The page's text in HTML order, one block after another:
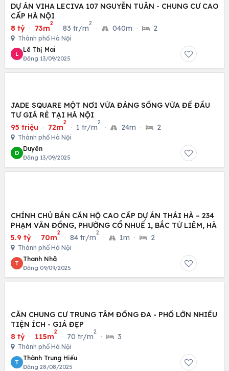
DỰ ÁN VIHA LECIVA 107 NGUYỄN TUÂN - CHUNG CƯ CAO
CẤP HÀ NỘI
8 tỷ · 73m
2
· 83 tr/m
2
· 040m · 2
Thành phố Hà Nội
L
Lê Thị Mai
Đăng 13/09/2025
JADE SQUARE MỘT NƠI VỪA ĐÁNG SỐNG VỪA ĐỂ ĐẦU
TƯ GIÁ RẺ TẠI HÀ NỘI
95 triệu · 72m
2
· 1 tr/m
2
· 24m · 2
Thành phố Hà Nội
D
Duyên
Đăng 13/09/2025
CHÍNH CHỦ BÁN CĂN HỘ CAO CẤP DỰ ÁN THÁI HÀ – 234
PHẠM VĂN ĐỒNG, PHƯỜNG CỔ NHUẾ 1, BẮC TỪ LIÊM, HÀ
5.9 tỷ · 70m
2
· 84 tr/m
2
· 1m · 2
Thành phố Hà Nội
T
Thanh Nhã
Đăng 09/09/2025
CĂN CHUNG CƯ TRUNG TÂM ĐỐNG ĐA - PHỐ LỚN NHIỀU
TIỆN ÍCH - GIÁ ĐẸP
8 tỷ · 115m
2
· 70 tr/m
2
· 3
Thành phố Hà Nội
T
Thành Trung Hiếu
Đăng 28/08/2025